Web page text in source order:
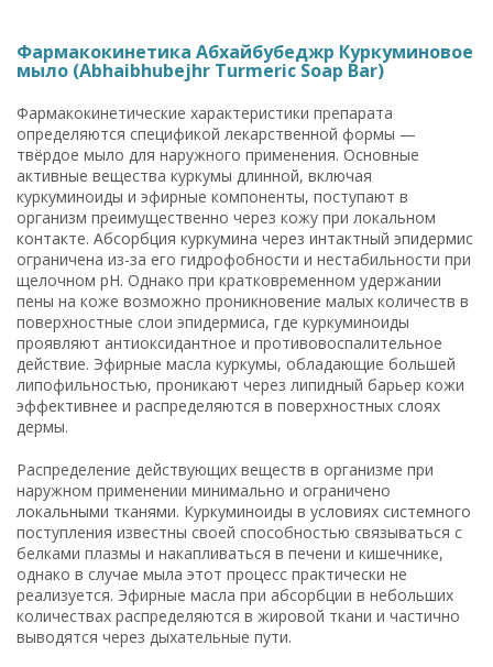
Фармакокинетика Абхайбубеджр Куркуминовое
мыло (Abhaibhubejhr Turmeric Soap Bar)
Фармакокинетические характеристики препарата
определяются спецификой лекарственной формы —
твёрдое мыло для наружного применения. Основные
активные вещества куркумы длинной, включая
куркуминоиды и эфирные компоненты, поступают в
организм преимущественно через кожу при локальном
контакте. Абсорбция куркумина через интактный эпидермис
ограничена из-за его гидрофобности и нестабильности при
щелочном pH. Однако при кратковременном удержании
пены на коже возможно проникновение малых количеств в
поверхностные слои эпидермиса, где куркуминоиды
проявляют антиоксидантное и противовоспалительное
действие. Эфирные масла куркумы, обладающие большей
липофильностью, проникают через липидный барьер кожи
эффективнее и распределяются в поверхностных слоях
дермы.
Распределение действующих веществ в организме при
наружном применении минимально и ограничено
локальными тканями. Куркуминоиды в условиях системного
поступления известны своей способностью связываться с
белками плазмы и накапливаться в печени и кишечнике,
однако в случае мыла этот процесс практически не
реализуется. Эфирные масла при абсорбции в небольших
количествах распределяются в жировой ткани и частично
выводятся через дыхательные пути.